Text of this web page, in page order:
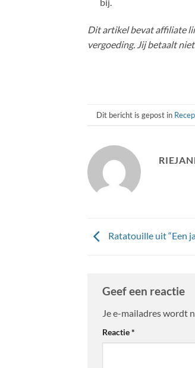
Dit artikel bevat affiliate
vergoeding. Jij betaalt
Dit bericht is gepost in
Ratatouille uit “Een
Geef een reactie
Je e-mailadres wordt
Reactie*